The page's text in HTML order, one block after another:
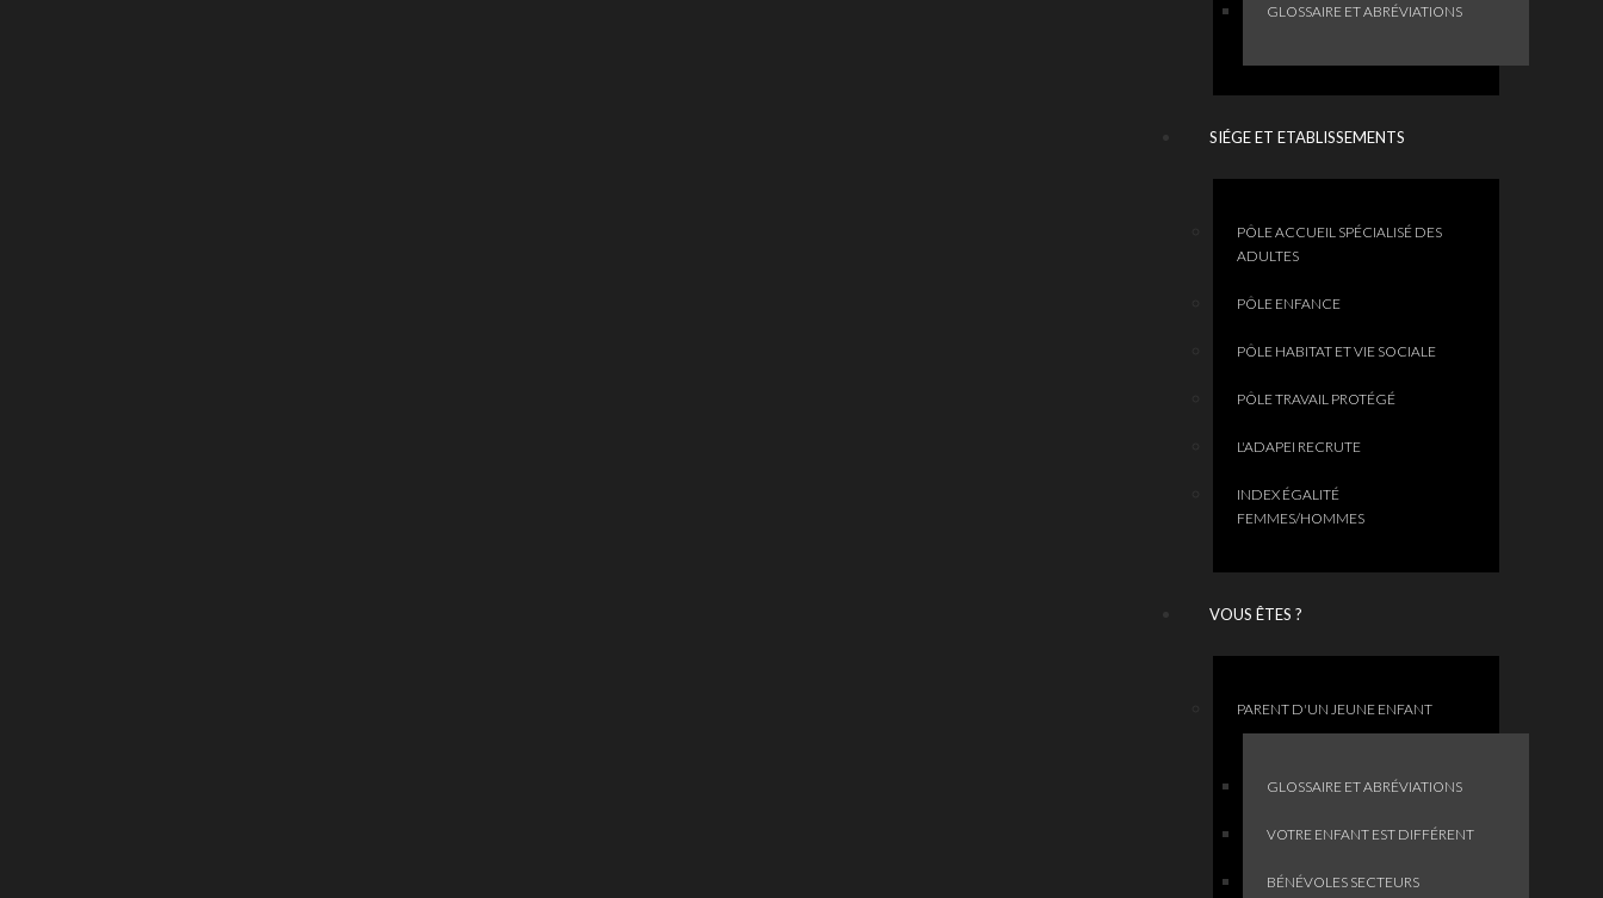
GLOSSAIRE ET ABRÉVIATIONS
SIÉGE ET ETABLISSEMENTS
PÔLE ACCUEIL SPÉCIALISÉ DES
ADULTES
PÔLE ENFANCE
PÔLE HABITAT ET VIE SOCIALE
PÔLE TRAVAIL PROTÉGÉ
L'ADAPEI RECRUTE
INDEX ÉGALITÉ
FEMMES/HOMMES
VOUS ÊTES ?
PARENT D'UN JEUNE ENFANT
GLOSSAIRE ET ABRÉVIATIONS
VOTRE ENFANT EST DIFFÉRENT
BÉNÉVOLES SECTEURS